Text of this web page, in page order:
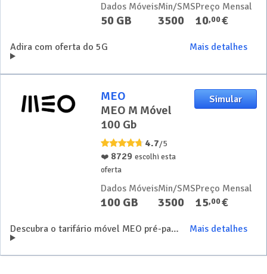
Dados Móveis
50 GB
Min/SMS
3500
Preço Mensal
10,00€
Adira com oferta do 5G Mais detalhes
MEO
MEO M Móvel
100 Gb
Dados Móveis
100 GB
Min/SMS
3500
Preço Mensal
15,00€
4.7/5
❤️ 8729 escolhi esta
oferta
Descubra o tarifário móvel MEO pré-pago com mais vantagens Mais detalhes
Simular